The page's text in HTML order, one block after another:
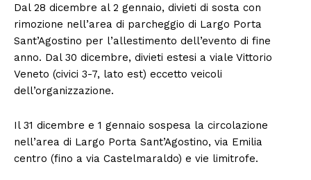
Dal 28 dicembre al 2 gennaio, divieti di sosta con
rimozione nell’area di parcheggio di Largo Porta
Sant’Agostino per l’allestimento dell’evento di fine
anno. Dal 30 dicembre, divieti estesi a viale Vittorio
Veneto (civici 3-7, lato est) eccetto veicoli
dell’organizzazione.
Il 31 dicembre e 1 gennaio sospesa la circolazione
nell’area di Largo Porta Sant’Agostino, via Emilia
centro (fino a via Castelmaraldo) e vie limitrofe.